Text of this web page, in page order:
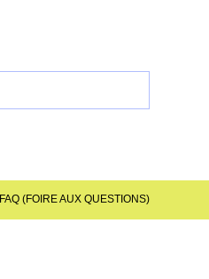
FAQ (FOIRE AUX QUESTIONS)